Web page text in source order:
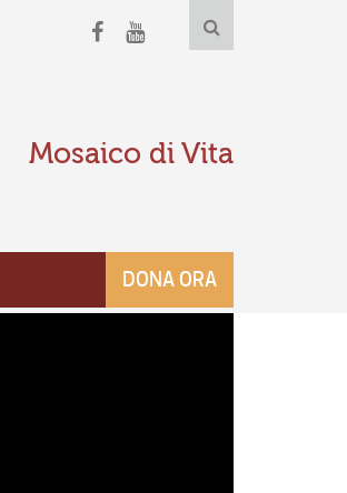
Mosaico di Vita
DONA ORA